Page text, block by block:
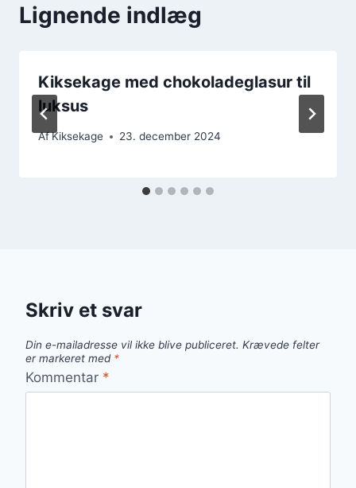
Lignende indlæg
Kiksekage med chokoladeglasur til
luksus
AfKiksekage 23. december 2024
Skriv et svar
Din e-mailadresse vil ikke blive publiceret. Krævede felter
er markeret med *
Kommentar *